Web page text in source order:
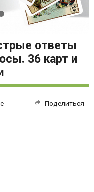
ответы
36 карт и
Поделиться